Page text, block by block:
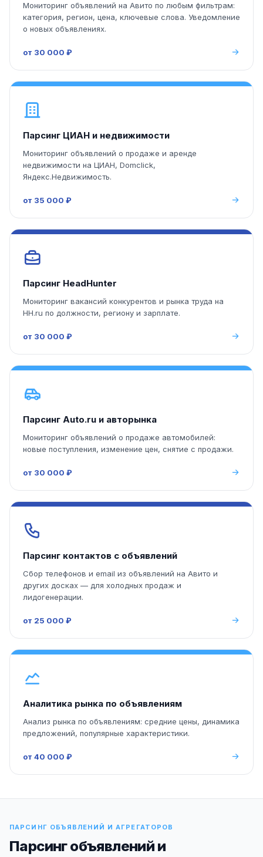
Мониторинг объявлений на Авито по любым фильтрам:
категория, регион, цена, ключевые слова. Уведомление
о новых объявлениях.
от 30 000 ₽
Парсинг ЦИАН и недвижимости
Мониторинг объявлений о продаже и аренде
недвижимости на ЦИАН, Domclick,
Яндекс.Недвижимость.
от 35 000 ₽
Парсинг HeadHunter
Мониторинг вакансий конкурентов и рынка труда на
HH.ru по должности, региону и зарплате.
от 30 000 ₽
Парсинг Auto.ru и авторынка
Мониторинг объявлений о продаже автомобилей:
новые поступления, изменение цен, снятие с продажи.
от 30 000 ₽
Парсинг контактов с объявлений
Сбор телефонов и email из объявлений на Авито и
других досках — для холодных продаж и
лидогенерации.
от 25 000 ₽
Аналитика рынка по объявлениям
Анализ рынка по объявлениям: средние цены, динамика
предложений, популярные характеристики.
от 40 000 ₽
ПАРСИНГ ОБЪЯВЛЕНИЙ И АГРЕГАТОРОВ
Парсинг объявлений и